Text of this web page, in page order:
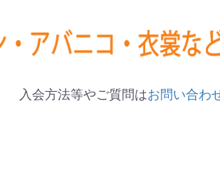
入会方法等やご質問はお問い合わ